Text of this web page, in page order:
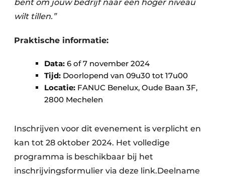
bent om jouw bedrijf naar een hoger niveau
wilt tillen.”
Praktische informatie:
Data: 6 of 7 november 2024
Tijd: Doorlopend van 09u30 tot 17u00
Locatie: FANUC Benelux, Oude Baan 3F,
2800 Mechelen
Inschrijven voor dit evenement is verplicht en
kan tot 28 oktober 2024. Het volledige
programma is beschikbaar bij het
inschrijvingsformulier via deze link.Deelname